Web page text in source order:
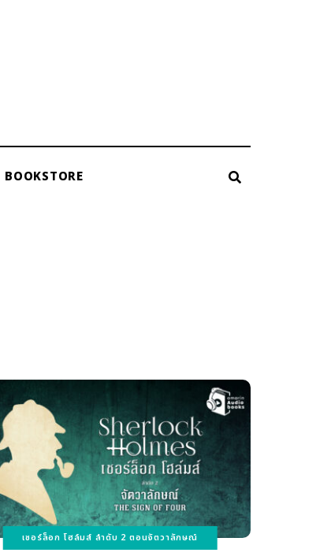
BOOKSTORE
เชอร์ล็อก โฮล์มส์ ลำดับ 2 ตอนจัตวาลักษณ์